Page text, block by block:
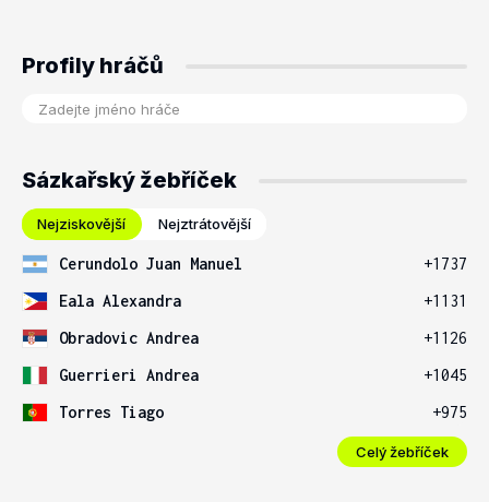
Profily hráčů
Sázkařský žebříček
Nejziskovější Nejztrátovější
Cerundolo Juan Manuel
+1737
Eala Alexandra
+1131
Obradovic Andrea
+1126
Guerrieri Andrea
+1045
Torres Tiago
+975
Celý žebříček